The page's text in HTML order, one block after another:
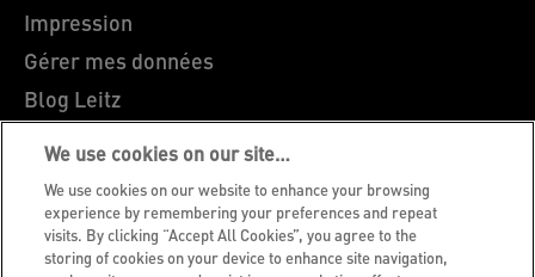
Impression
Gérer mes données
Blog Leitz
Carrières
Leitz EasyPrint
Support client
Guide du recyclage des emballages
We use cookies on our site…
We use cookies on our website to enhance your browsing
experience by remembering your preferences and repeat
visits. By clicking “Accept All Cookies”, you agree to the
storing of cookies on your device to enhance site navigation,